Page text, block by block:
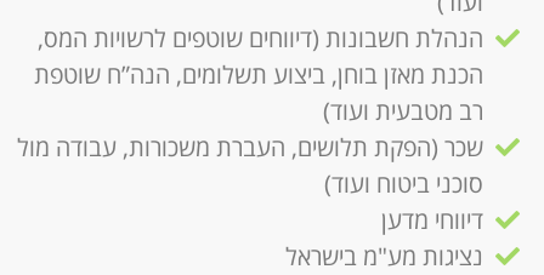
הנהלת חשבונות (דיווחים שוטפים לרשויות המס,
הכנת מאזן בוחן, ביצוע תשלומים, הנה”ח שוטפת
רב מטבעית ועוד)
שכר (הפקת תלושים, העברת משכורות, עבודה מול
סוכני ביטוח ועוד)
דיווחי מדען
נציגות מע"מ בישראל